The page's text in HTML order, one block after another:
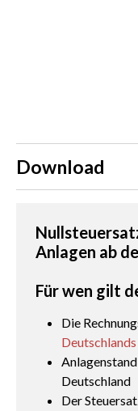
Download
Anlagen ab
Für wen gilt
Die
Deutschlands
Deutschland
Der